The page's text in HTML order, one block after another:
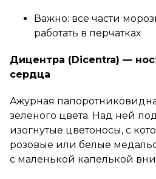
Важно: все части
работать в перчатках
Дицентра (Dicentra) —
сердца
Ажурная
зеленого цвета. Над ней
изогнутые цветоносы, с
розовые или белые
с маленькой капелькой